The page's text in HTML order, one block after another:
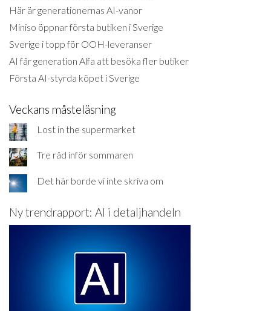
Här är generationernas AI-vanor
Miniso öppnar första butiken i Sverige
Sverige i topp för OOH-leveranser
AI får generation Alfa att besöka fler butiker
Första AI-styrda köpet i Sverige
Veckans måsteläsning
Lost in the supermarket
Tre råd inför sommaren
Det här borde vi inte skriva om
Ny trendrapport: AI i detaljhandeln